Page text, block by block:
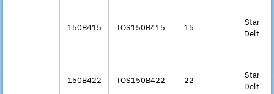
150B415 TOS150B415 15
Star-
Delta
150B422 TOS150B422 22
Star-
Delta